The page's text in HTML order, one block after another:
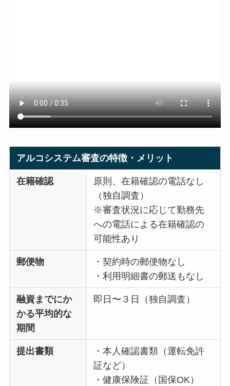
アルコシステム審査の特徴・メリット
在籍確認
原則、在籍確認の電話なし
（独自調査）
※審査状況に応じて勤務先
への電話による在籍確認の
可能性あり
郵便物
・契約時の郵便物なし
・利用明細書の郵送もなし
融資までにか
かる平均的な
期間
即日〜３日（独自調査）
提出書類
・本人確認書類（運転免許
証など）
・健康保険証（国保OK）